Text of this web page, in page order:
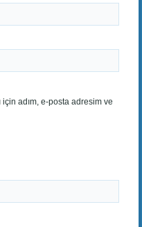
için adım, e-posta adresim ve